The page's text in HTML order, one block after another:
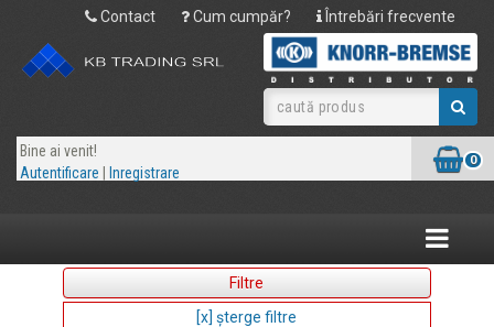
Contact Cum cumpăr? Întrebări frecvente
Bine ai venit!
Autentificare
Inregistrare
0
Toggle
Filtre
[x] şterge filtre